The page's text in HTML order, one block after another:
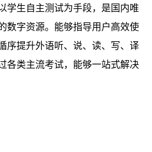
生自主测试为手段，是国内唯
数字资源。能够指导用户高效使
序提升外语听、说、读、写、译
各类主流考试，能够一站式解决